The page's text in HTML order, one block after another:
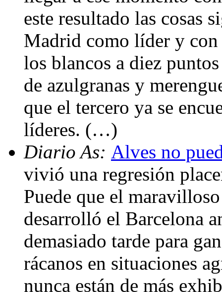
este resultado las cosas
Madrid como líder y con
los blancos a diez
de azulgranas y
que el tercero ya se
líderes. (…)
Diario As: Alves no
vivió una regresión
Puede que el
desarrolló el Barcelona
demasiado tarde para
rácanos en situaciones
nunca están de más